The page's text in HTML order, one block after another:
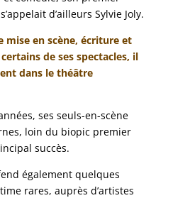
d’ailleurs Sylvie Joly.
mise en scène, écriture et
de ses spectacles, il
dans le théâtre
ses seuls-en-scène
loin du biopic premier
succès.
également quelques
rares, auprès d’artistes